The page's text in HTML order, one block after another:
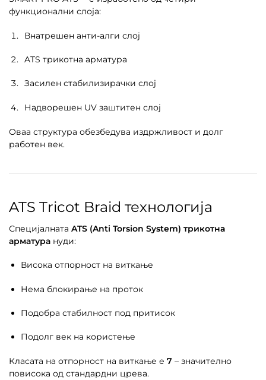
функционални слоја:
Внатрешен анти-алги слој
ATS трикотна арматура
Засилен стабилизирачки слој
Надворешен UV заштитен слој
Оваа структура обезбедува издржливост и долг
работен век.
ATS Tricot Braid технологија
Специјалната ATS (Anti Torsion System) трикотна
арматура нуди:
Висока отпорност на виткање
Нема блокирање на проток
Подобра стабилност под притисок
Подолг век на користење
Класата на отпорност на виткање е 7 – значително
повисока од стандардни црева.